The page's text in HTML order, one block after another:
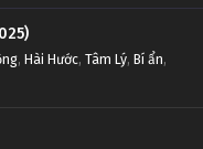
, Hài Hước, Tâm Lý, Bí ẩn,